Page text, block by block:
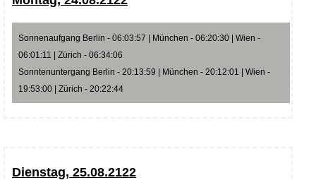
Sonnenaufgang Berlin - 06:03:57 | München - 06:20:30 | Wien -
06:01:11 | Zürich - 06:34:06
Sonntenuntergang Berlin - 20:13:59 | München - 20:12:01 | Wien -
19:53:00 | Zürich - 20:22:44
Dienstag, 25.08.2122